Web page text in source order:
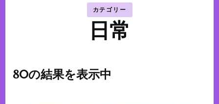
カテゴリー
日常
80の結果を表示中